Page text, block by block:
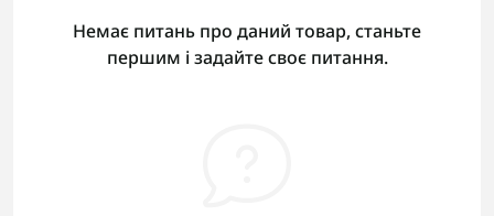
Немає питань про даний товар, станьте
першим і задайте своє питання.